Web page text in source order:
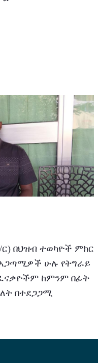
በህዝብ ተወካዮች ምክር
ሁሉ የትግራይ
ከምንም በፊት
በተደጋጋሚ